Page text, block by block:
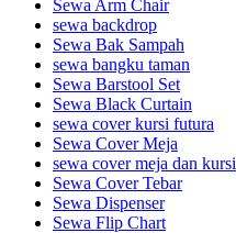
Sewa Arm Chair
sewa backdrop
Sewa Bak Sampah
sewa bangku taman
Sewa Barstool Set
Sewa Black Curtain
sewa cover kursi futura
Sewa Cover Meja
sewa cover meja dan kursi
Sewa Cover Tebar
Sewa Dispenser
Sewa Flip Chart